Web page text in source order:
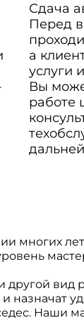
Сдача
Перед
а
услуги
Вы
работе
многих
вид
назначат
Наши